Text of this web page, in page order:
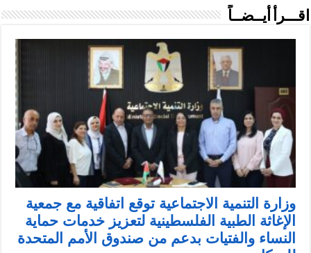
اقـــرأ أيــضــاً
وزارة التنمية الاجتماعية توقع اتفاقية مع جمعية
الإغاثة الطبية الفلسطينية لتعزيز خدمات حماية
النساء والفتيات بدعم من صندوق الأمم المتحدة